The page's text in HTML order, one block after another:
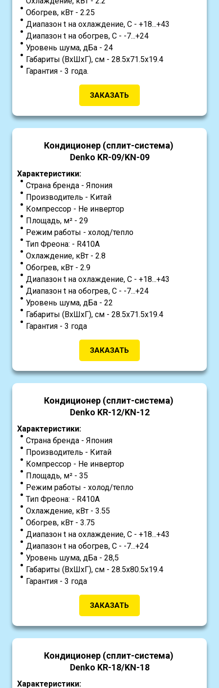
Обогрев, кВт - 2.25
Диапазон t на охлаждение, С - +18...+43
Диапазон t на обогрев, С - -7...+24
Уровень шума, дБа - 24
Габариты (ВхШхГ), см - 28.5х71.5х19.4
Гарантия - 3 года.
ЗАКАЗАТЬ
Кондиционер (сплит-система)
Denko KR-09/KN-09
Характеристики:
Страна бренда - Япония
Производитель - Китай
Компрессор - Не инвертор
Площадь, м² - 29
Режим работы - холод/тепло
Тип Фреона: - R410A
Охлаждение, кВт - 2.8
Обогрев, кВт - 2.9
Диапазон t на охлаждение, С - +18...+43
Диапазон t на обогрев, С - -7...+24
Уровень шума, дБа - 22
Габариты (ВхШхГ), см - 28.5х71.5х19.4
Гарантия - 3 года
ЗАКАЗАТЬ
Кондиционер (сплит-система)
Denko KR-12/KN-12
Характеристики:
Страна бренда - Япония
Производитель - Китай
Компрессор - Не инвертор
Площадь, м² - 35
Режим работы - холод/тепло
Тип Фреона: - R410A
Охлаждение, кВт - 3.55
Обогрев, кВт - 3.75
Диапазон t на охлаждение, С - +18...+43
Диапазон t на обогрев, С - -7...+24
Уровень шума, дБа - 28,5
Габариты (ВхШхГ), см - 28.5х80.5х19.4
Гарантия - 3 года
ЗАКАЗАТЬ
Кондиционер (сплит-система)
Denko KR-18/KN-18
Характеристики: